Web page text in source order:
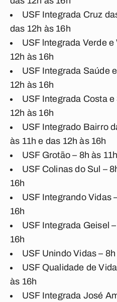
USF Integrada Cruz
das 12h às 16h
USF lntegrada Verde e
12h às 16h
USF Integrada Saúde
12h às 16h
USF Integrada Costa
12h às 16h
USF Integrado Bairro
às 11h e das 12h às 16h
USF Grotão – 8h às
USF Colinas do Sul –
16h
USF Integrando Vidas
16h
USF Integrada Geisel
16h
USF Unindo Vidas –
USF Qualidade de
às 16h
USF Integrada José